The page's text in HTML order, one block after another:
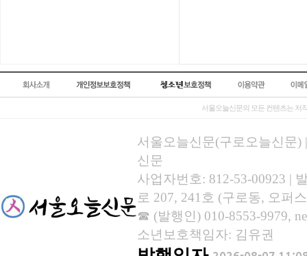
서울오늘신문의 모든 컨텐츠는 저
서울오늘신문(구로오늘신문)
신문
사업자번호: 812-53-00923 |
로 207, 241호 (구로동, 오퍼
☎ (발행인) 010-8553-9979,
소년보호책임자: 김유권